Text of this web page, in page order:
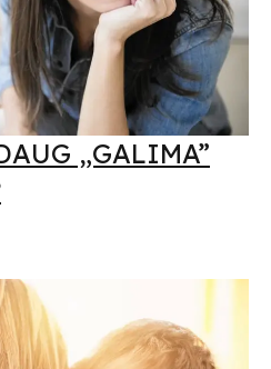
„GALIMA”